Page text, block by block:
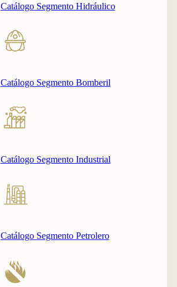
Catálogo Segmento Hidráulico
Catálogo Segmento Bomberil
Catálogo Segmento Industrial
Catálogo Segmento Petrolero